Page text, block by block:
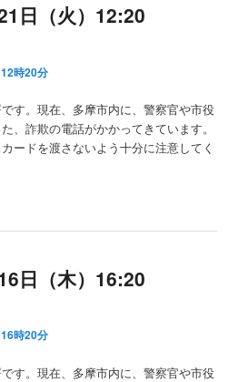
日（火）12:20
時20分
す。現在、多摩市内に、警察官や市役
、詐欺の電話がかかってきています。
ードを渡さないよう十分に注意してく
日（木）16:20
時20分
す。現在、多摩市内に、警察官や市役